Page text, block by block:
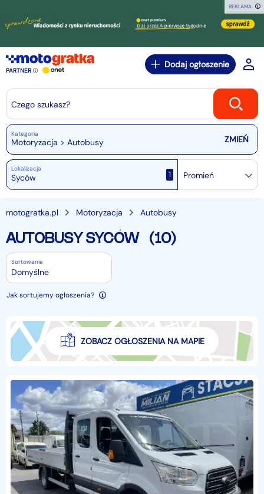
REKLAMA
PARTNER
Dodaj ogłoszenie
Czego szukasz?
Kategoria
Motoryzacja > Autobusy
Lokalizacja
1 Promień
motogratka.pl Motoryzacja Autobusy
AUTOBUSY SYCÓW (10)
Sortowanie
Domyślne
Jak sortujemy ogłoszenia?
ZOBACZ OGŁOSZENIA NA MAPIE